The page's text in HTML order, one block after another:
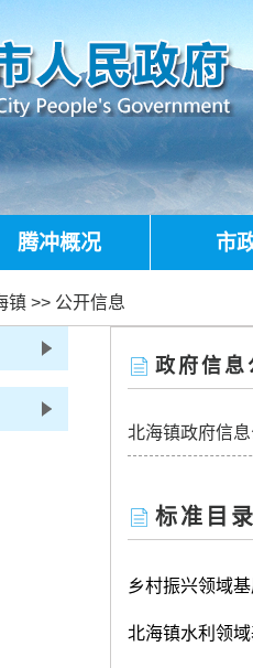
腾冲概况 市
镇 >> 公开信息
政府信息
北海镇政府信
标准目录
乡村振兴领域
北海镇水利领